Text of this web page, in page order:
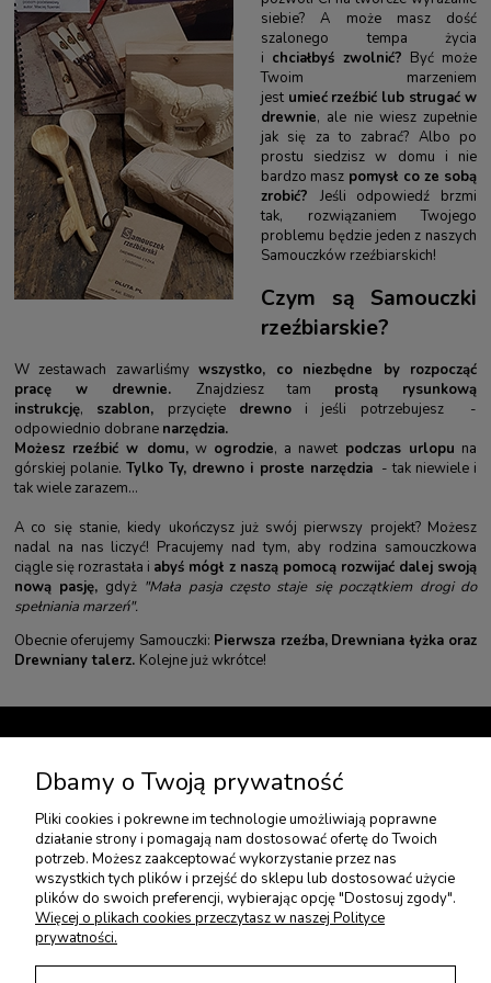
siebie? A może masz dość
szalonego tempa życia
i chciałbyś zwolnić? Być może
Twoim marzeniem
jest umieć rzeźbić lub strugać w
drewnie, ale nie wiesz zupełnie
jak się za to zabrać? Albo po
prostu siedzisz w domu i nie
bardzo masz pomysł co ze sobą
zrobić? Jeśli odpowiedź brzmi
tak, rozwiązaniem Twojego
problemu będzie jeden z naszych
Samouczków rzeźbiarskich!
Czym są Samouczki
rzeźbiarskie?
W zestawach zawarliśmywszystko, co niezbędne by rozpocząć
pracę w drewnie. Znajdziesz tam prostą rysunkową
instrukcję, szablon, przycięte drewnoi jeśli potrzebujesz -
odpowiednio dobrane narzędzia.
Możesz rzeźbić w domu,w ogrodzie, a nawet podczas urlopu na
górskiej polanie.Tylko Ty, drewno i proste narzędzia- tak niewiele i
tak wiele zarazem...
A co się stanie, kiedy ukończysz już swój pierwszy projekt? Możesz
nadal na nas liczyć! Pracujemy nad tym, aby rodzina samouczkowa
ciągle się rozrastała i abyś mógł z naszą pomocą rozwijać dalej swoją
nową pasję, gdyż "Mała pasja często staje się początkiem drogi do
spełniania marzeń".
Obecnie oferujemy Samouczki: Pierwsza rzeźba, Drewniana łyżkaoraz
Drewniany talerz. Kolejne już wkrótce!
USŁUGI DODATKOWE
PŁATNOŚCI I DOSTAWA
ZWROTY I REKLAMACJE
Dbamy o Twoją prywatność
Pliki cookies i pokrewne im technologie umożliwiają poprawne
działanie strony i pomagają nam dostosować ofertę do Twoich
potrzeb. Możesz zaakceptować wykorzystanie przez nas
wszystkich tych plików i przejść do sklepu lub dostosować użycie
plików do swoich preferencji, wybierając opcję "Dostosuj zgody".
Więcej o plikach cookies przeczytasz w naszej Polityce
prywatności.